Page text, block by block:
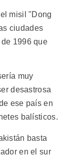
misil "Dong
ciudades
1996 que
muy
desastrosa
ese país en
balísticos.
basta
en el sur